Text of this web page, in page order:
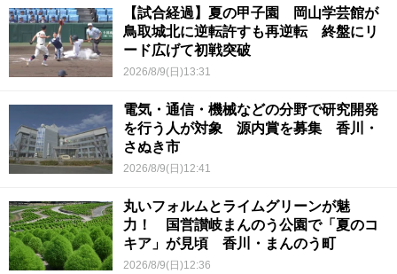
【試合経過】夏の甲子園 岡山学芸館が
鳥取城北に逆転許すも再逆転 終盤にリ
ード広げて初戦突破
2026/8/9(日)13:31
電気・通信・機械などの分野で研究開発
を行う人が対象 源内賞を募集 香川・
さぬき市
2026/8/9(日)12:41
丸いフォルムとライムグリーンが魅
力！ 国営讃岐まんのう公園で「夏のコ
キア」が見頃 香川・まんのう町
2026/8/9(日)12:36